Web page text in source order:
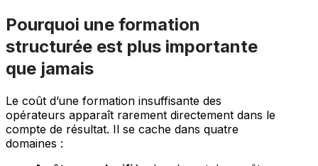
Pourquoi une formation
structurée est plus importante
que jamais
Le coût d’une formation insuffisante des
opérateurs apparaît rarement directement dans le
compte de résultat. Il se cache dans quatre
domaines :